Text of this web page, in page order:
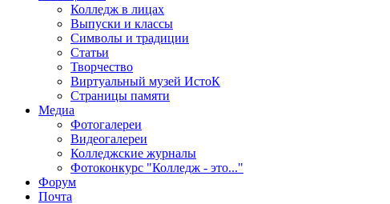
Колледж в лицах
Выпуски и классы
Символы и традиции
Статьи
Творчество
Виртуальный музей ИстоК
Страницы памяти
Медиа
Фотогалереи
Видеогалереи
Колледжские журналы
Фотоконкурс "Колледж - это..."
Форум
Почта